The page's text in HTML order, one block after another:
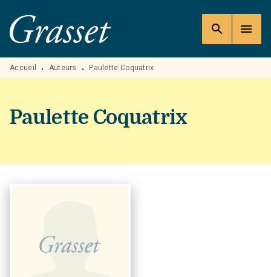
MENU RECHERCHE
PIED DE PAGE
search menu
Accueil • Auteurs • Paulette Coquatrix
Paulette Coquatrix